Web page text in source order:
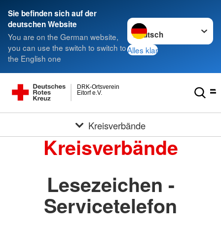
Sie befinden sich auf der
deutschen Website
You are on the German website,
you can use the switch to switch to
the English one
Sprache wechseln zu
Alles klar
Eitorf e.V.
DRK-Ortsverein
Kreisverbände
Kreisverbände
Lesezeichen -
Servicetelefon